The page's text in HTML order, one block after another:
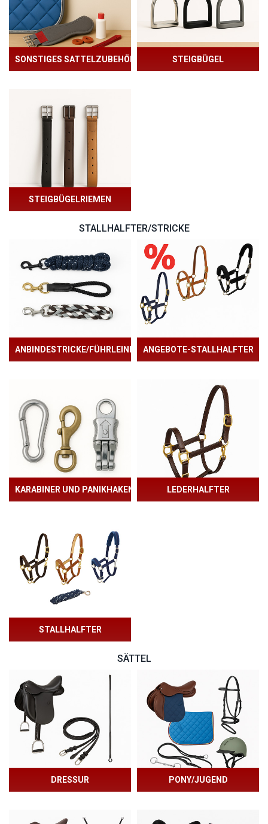
SONSTIGES SATTELZUBEHÖR STEIGBÜGEL
STEIGBÜGELRIEMEN
STALLHALFTER/STRICKE
ANBINDESTRICKE/FÜHRLEINEN ANGEBOTE-STALLHALFTER
KARABINER UND PANIKHAKEN LEDERHALFTER
STALLHALFTER
SÄTTEL
DRESSUR PONY/JUGEND